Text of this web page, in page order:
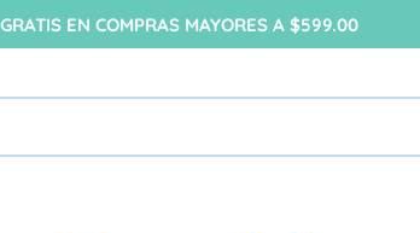
EN COMPRAS MAYORES A $599.00